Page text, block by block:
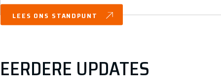
LEES ONS STANDPUNT
EERDERE UPDATES